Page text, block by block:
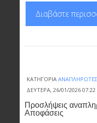
Διαβάστε
ΚΑΤΗΓΟΡΊΑ
ΔΕΥΤΈΡΑ, 26/01/2026 07:22
Προσλήψεις
Αποφάσεις